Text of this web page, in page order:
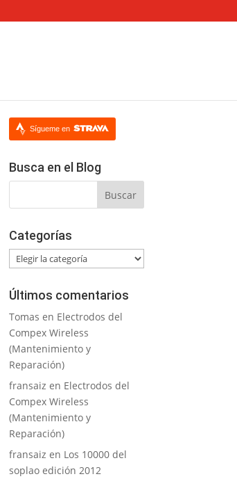
Sígueme en
Busca en el Blog
Categorías
Categorías
Últimos comentarios
Tomas en Electrodos del
Compex Wireless
(Mantenimiento y
Reparación)
fransaiz en Electrodos del
Compex Wireless
(Mantenimiento y
Reparación)
fransaiz en Los 10000 del
soplao edición 2012